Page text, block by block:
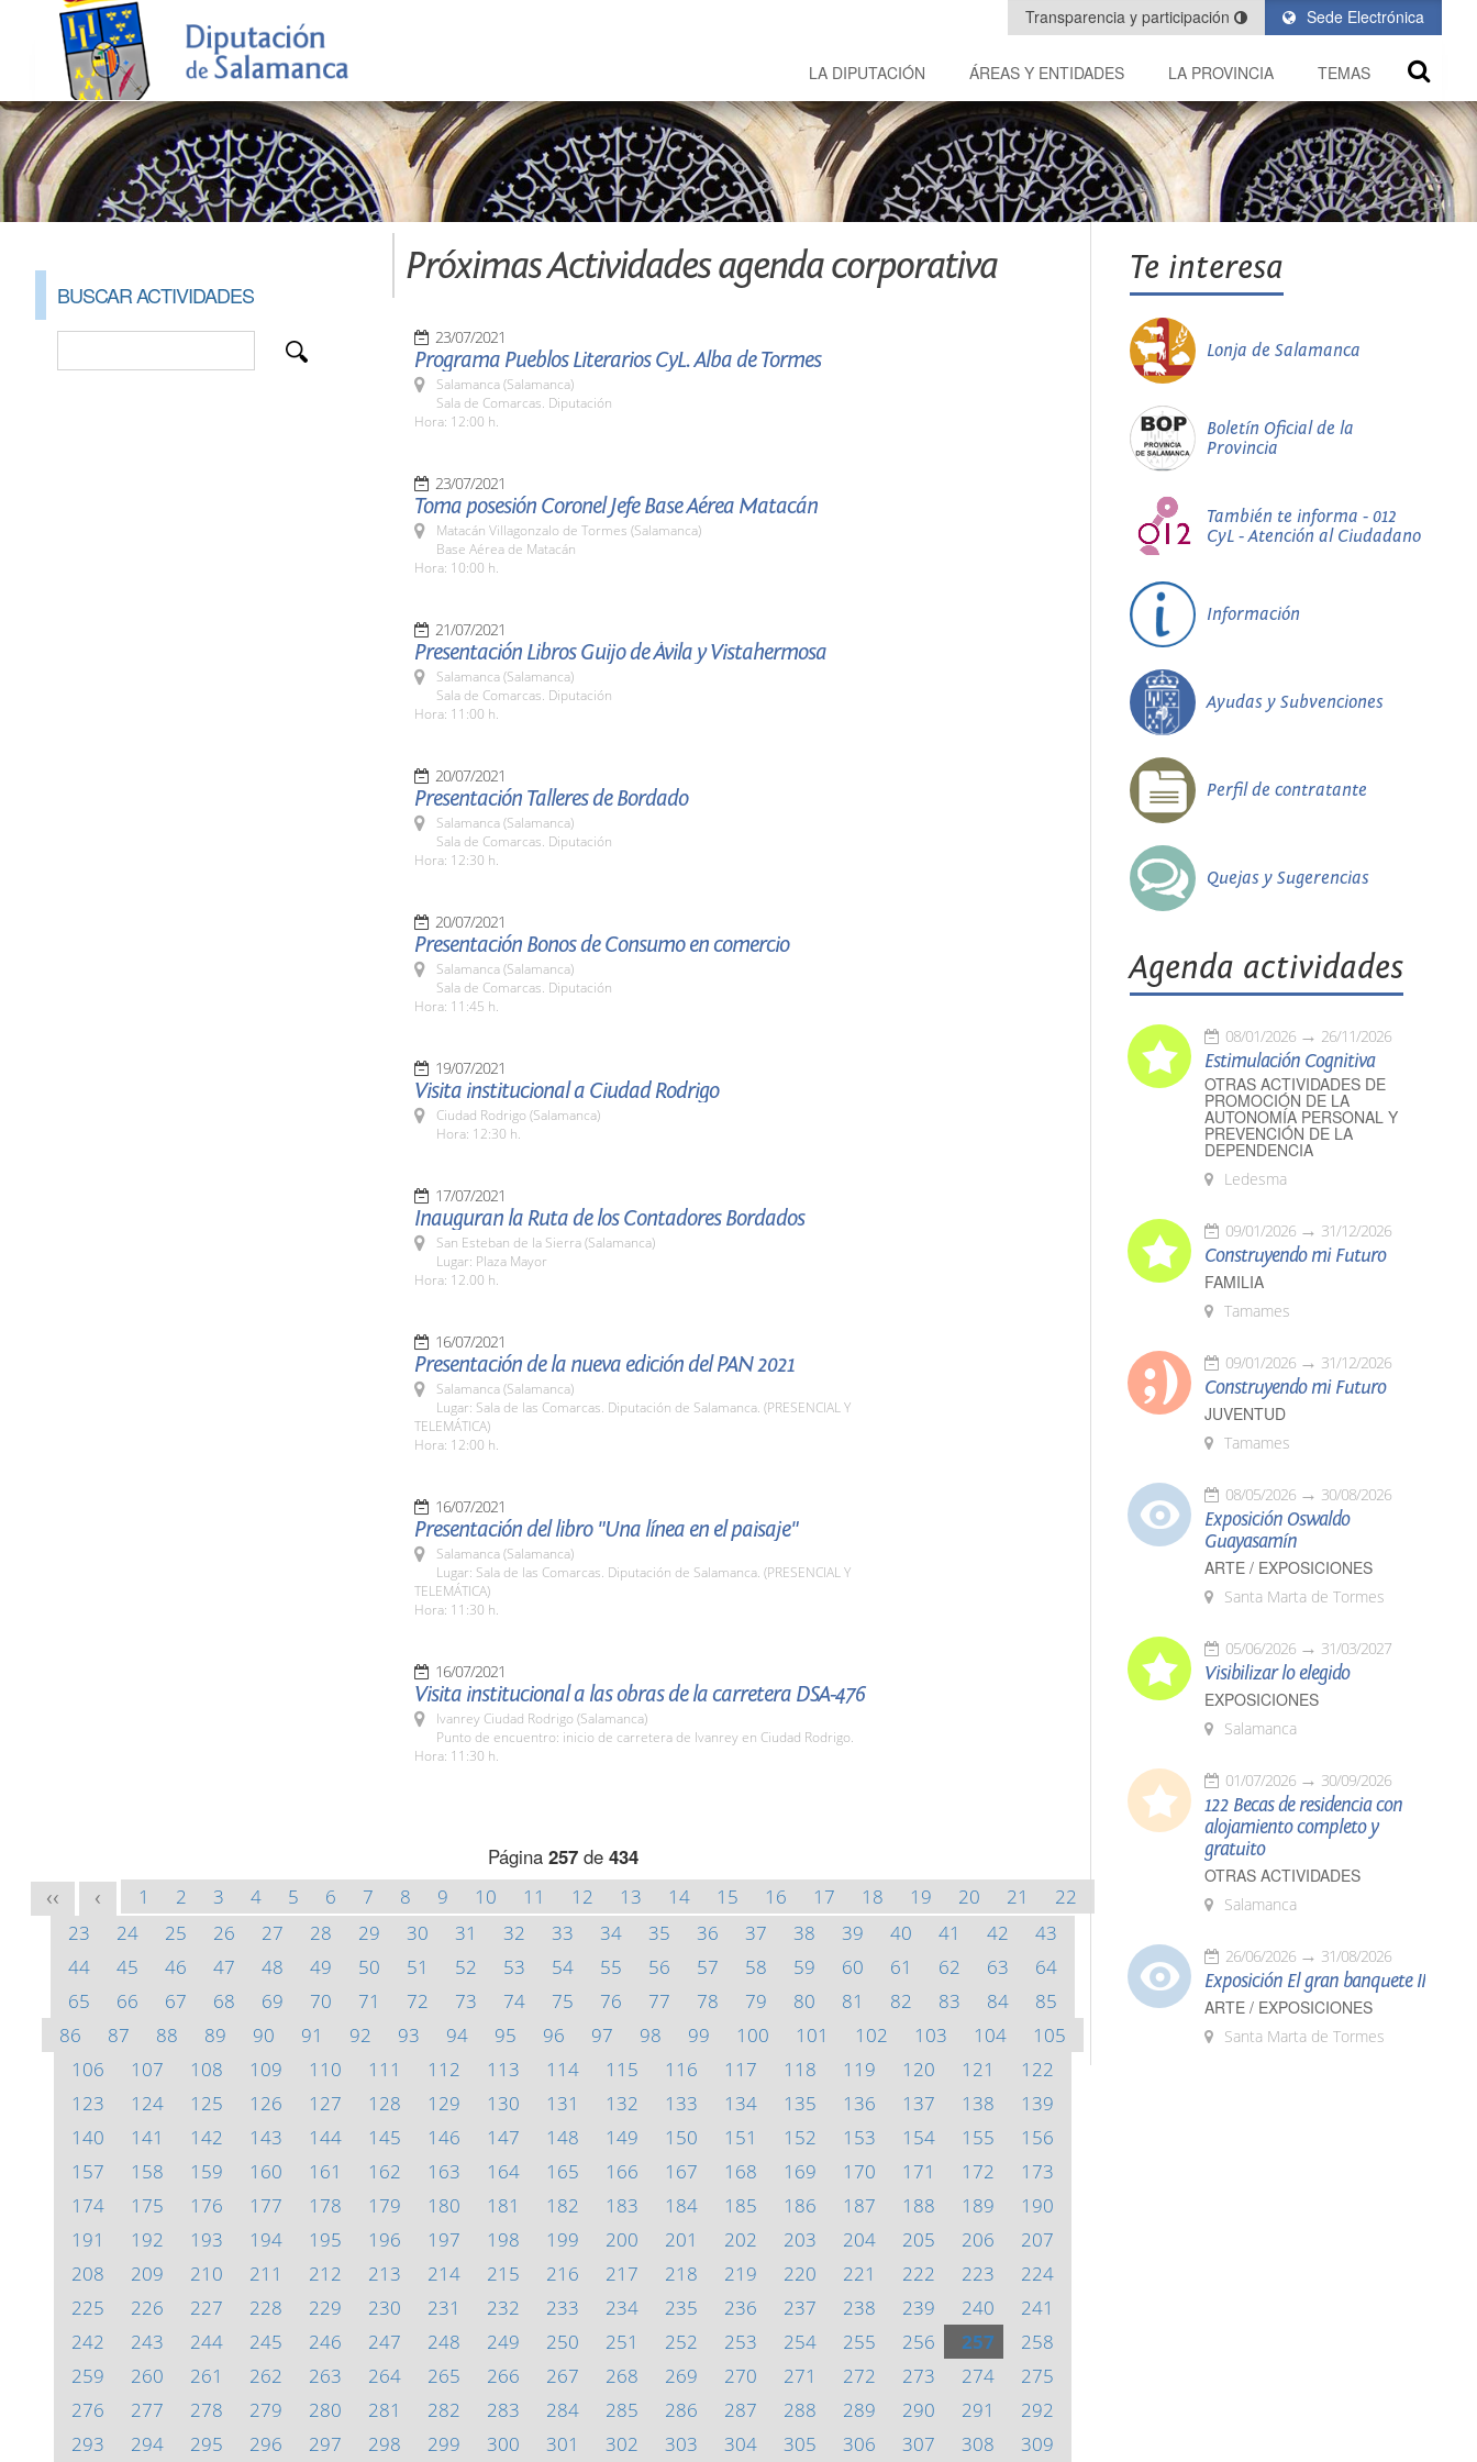
Sede Electrónica
Transparencia y participación
LA DIPUTACIÓN ÁREAS Y ENTIDADES LA PROVINCIA TEMAS
BUSCAR ACTIVIDADES
Próximas Actividades agenda corporativa
23/07/2021
Programa Pueblos Literarios CyL. Alba de Tormes
Salamanca (Salamanca)
Sala de Comarcas. Diputación
Hora: 12:00 h.
23/07/2021
Toma posesión Coronel Jefe Base Aérea Matacán
Matacán Villagonzalo de Tormes (Salamanca)
Base Aérea de Matacán
Hora: 10:00 h.
21/07/2021
Presentación Libros Guijo de Ávila y Vistahermosa
Salamanca (Salamanca)
Sala de Comarcas. Diputación
Hora: 11:00 h.
20/07/2021
Presentación Talleres de Bordado
Salamanca (Salamanca)
Sala de Comarcas. Diputación
Hora: 12:30 h.
20/07/2021
Presentación Bonos de Consumo en comercio
Salamanca (Salamanca)
Sala de Comarcas. Diputación
Hora: 11:45 h.
19/07/2021
Visita institucional a Ciudad Rodrigo
Ciudad Rodrigo (Salamanca)
Hora: 12:30 h.
17/07/2021
Inauguran la Ruta de los Contadores Bordados
San Esteban de la Sierra (Salamanca)
Lugar: Plaza Mayor
Hora: 12.00 h.
16/07/2021
Presentación de la nueva edición del PAN 2021
Salamanca (Salamanca)
Lugar: Sala de las Comarcas. Diputación de Salamanca. (PRESENCIAL Y
TELEMÁTICA)
Hora: 12:00 h.
16/07/2021
Presentación del libro "Una línea en el paisaje"
Salamanca (Salamanca)
Lugar: Sala de las Comarcas. Diputación de Salamanca. (PRESENCIAL Y
TELEMÁTICA)
Hora: 11:30 h.
16/07/2021
Visita institucional a las obras de la carretera DSA-476
Ivanrey Ciudad Rodrigo (Salamanca)
Punto de encuentro: inicio de carretera de Ivanrey en Ciudad Rodrigo.
Hora: 11:30 h.
Página 257de 434
<< < 1 2 3 4 5 6 7 8 9 10 11 12 13 14 15 16 17 18 19 20 21
22
23
24 25 26 27 28 29 30 31 32 33 34 35 36 37 38 39 40 41 42
43
44
45 46 47 48 49 50 51 52 53 54 55 56 57 58 59 60 61 62 63
64
65
66 67 68 69 70 71 72 73 74 75 76 77 78 79 80 81 82 83 84
85
86
87 88 89 90 91 92 93 94 95 96 97 98 99 100 101 102 103 104
105
106
107 108 109 110 111 112 113 114 115 116 117 118 119 120 121
122
123
124 125 126 127 128 129 130 131 132 133 134 135 136 137 138
139
140
141 142 143 144 145 146 147 148 149 150 151 152 153 154 155
156
157
158 159 160 161 162 163 164 165 166 167 168 169 170 171 172
173
174
175 176 177 178 179 180 181 182 183 184 185 186 187 188 189
190
191
192 193 194 195 196 197 198 199 200 201 202 203 204 205 206
207
208
209 210 211 212 213 214 215 216 217 218 219 220 221 222 223
224
225
226 227 228 229 230 231 232 233 234 235 236 237 238 239 240
241
242
243 244 245 246 247 248 249 250 251 252 253 254 255 256 257
258
259
260 261 262 263 264 265 266 267 268 269 270 271 272 273 274
275
276
277 278 279 280 281 282 283 284 285 286 287 288 289 290 291
292
293
294 295 296 297 298 299 300 301 302 303 304 305 306 307 308 309
Te interesa
Lonja de Salamanca
Boletín Oficial de la
Provincia
También te informa - 012
CyL - Atención al Ciudadano
Información
Ayudas y Subvenciones
Perfil de contratante
Quejas y Sugerencias
Agenda actividades
08/01/2026 26/11/2026
Estimulación Cognitiva
OTRAS ACTIVIDADES DE
PROMOCIÓN DE LA
AUTONOMÍA PERSONAL Y
PREVENCIÓN DE LA
DEPENDENCIA
Ledesma
09/01/2026 31/12/2026
Construyendo mi Futuro
FAMILIA
Tamames
09/01/2026 31/12/2026
Construyendo mi Futuro
JUVENTUD
Tamames
08/05/2026 30/08/2026
Exposición Oswaldo
Guayasamín
ARTE / EXPOSICIONES
Santa Marta de Tormes
05/06/2026 31/03/2027
Visibilizar lo elegido
EXPOSICIONES
Salamanca
01/07/2026 30/09/2026
122 Becas de residencia con
alojamiento completo y
gratuito
OTRAS ACTIVIDADES
Salamanca
26/06/2026 31/08/2026
Exposición El gran banquete II
ARTE / EXPOSICIONES
Santa Marta de Tormes